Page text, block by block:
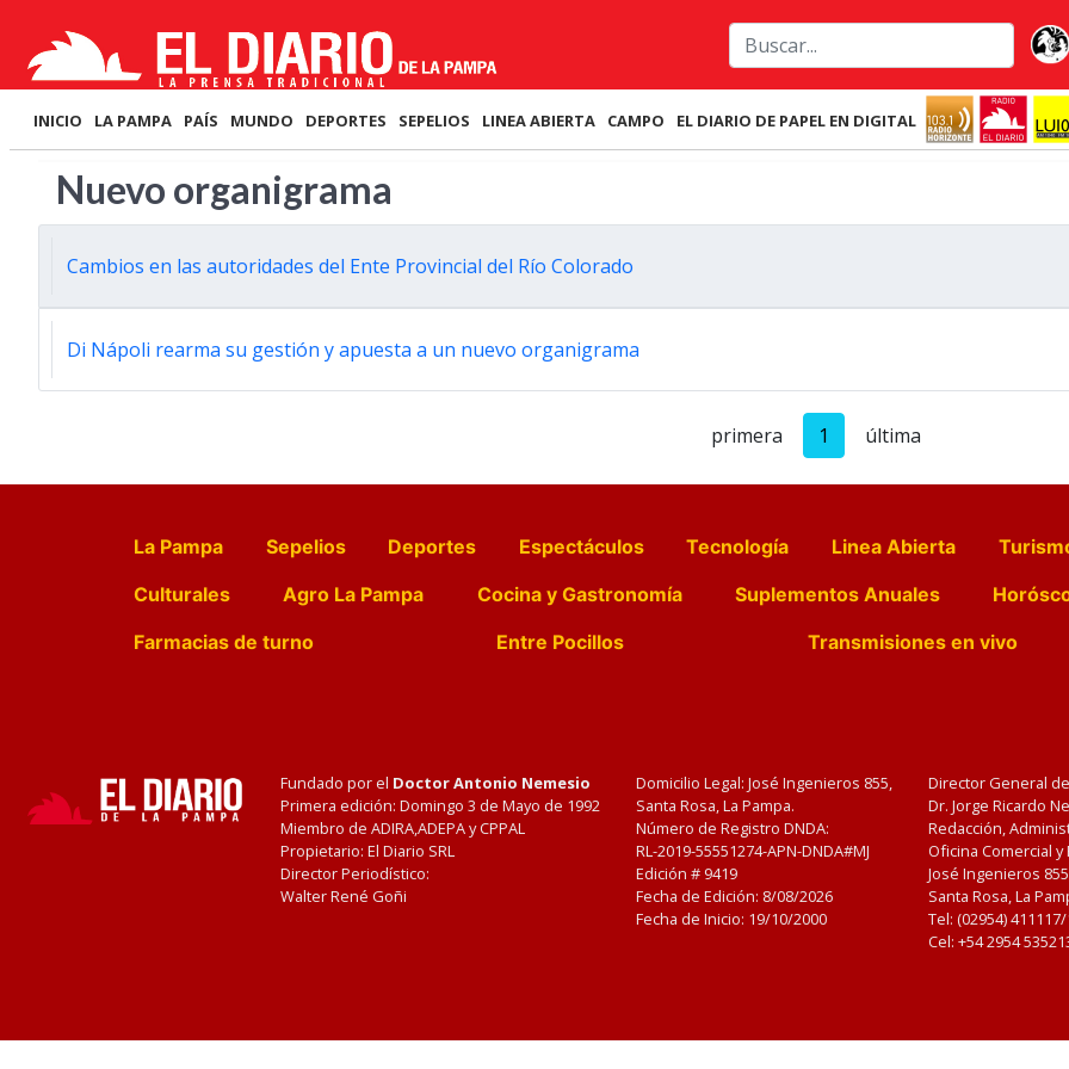
INICIO LA PAMPA PAÍS MUNDO DEPORTES SEPELIOS LINEA ABIERTA CAMPO EL DIARIO DE PAPEL EN DIGITAL
Nuevo organigrama
Cambios en las autoridades del Ente Provincial del Río Colorado
Di Nápoli rearma su gestión y apuesta a un nuevo organigrama
primera 1 última
La Pampa Sepelios Deportes Espectáculos Tecnología Linea Abierta
Culturales
Agro La Pampa Cocina y Gastronomía Suplementos Anuales
Farmacias de turno
Entre Pocillos Transmisiones en vivo
Fundado por el Doctor Antonio Nemesio
Primera edición: Domingo 3 de Mayo de 1992
Miembro de ADIRA,ADEPA y CPPAL
Propietario: El Diario SRL
Director Periodístico:
Walter René Goñi
Domicilio Legal: José Ingenieros 855,
Santa Rosa, La Pampa.
Número de Registro DNDA:
RL-2019-55551274-APN-DNDA#MJ
Edición # 9419
Fecha de Edición: 8/08/2026
Fecha de Inicio: 19/10/2000
Director General
Dr. Jorge Ricardo
Redacción,
Oficina Comercial
José Ingenieros
Santa Rosa, La
Tel: (02954)
Cel: +54 2954